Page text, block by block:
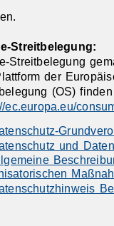
Streitbelegung:
Streitbelegung
der
(OS)
ec.europa.eu/
und